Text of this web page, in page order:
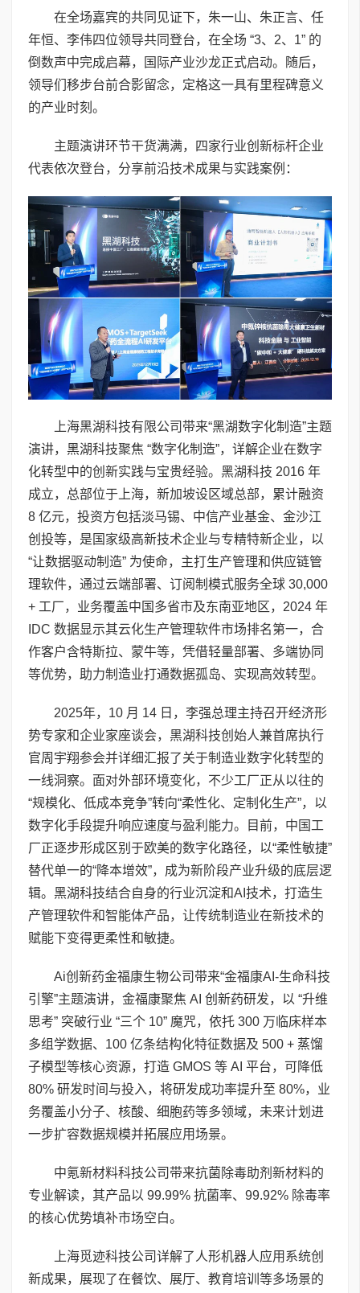
在全场嘉宾的共同见证下，朱一山、朱正言、任
年恒、李伟四位领导共同登台，在全场 “3、2、1” 的
倒数声中完成启幕，国际产业沙龙正式启动。随后，
领导们移步台前合影留念，定格这一具有里程碑意义
的产业时刻。
主题演讲环节干货满满，四家行业创新标杆企业
代表依次登台，分享前沿技术成果与实践案例：
上海黑湖科技有限公司带来“黑湖数字化制造”主题
演讲，黑湖科技聚焦 “数字化制造”，详解企业在数字
化转型中的创新实践与宝贵经验。黑湖科技 2016 年
成立，总部位于上海，新加坡设区域总部，累计融资
8 亿元，投资方包括淡马锡、中信产业基金、金沙江
创投等，是国家级高新技术企业与专精特新企业，以
“让数据驱动制造” 为使命，主打生产管理和供应链管
理软件，通过云端部署、订阅制模式服务全球 30,000
+ 工厂，业务覆盖中国多省市及东南亚地区，2024 年
IDC 数据显示其云化生产管理软件市场排名第一，合
作客户含特斯拉、蒙牛等，凭借轻量部署、多端协同
等优势，助力制造业打通数据孤岛、实现高效转型。
2025年，10 月 14 日，李强总理主持召开经济形
势专家和企业家座谈会，黑湖科技创始人兼首席执行
官周宇翔参会并详细汇报了关于制造业数字化转型的
一线洞察。面对外部环境变化，不少工厂正从以往的
“规模化、低成本竞争”转向“柔性化、定制化生产”，以
数字化手段提升响应速度与盈利能力。目前，中国工
厂正逐步形成区别于欧美的数字化路径，以“柔性敏捷”
替代单一的“降本增效”，成为新阶段产业升级的底层逻
辑。黑湖科技结合自身的行业沉淀和AI技术，打造生
产管理软件和智能体产品，让传统制造业在新技术的
赋能下变得更柔性和敏捷。
Ai创新药金福康生物公司带来“金福康AI-生命科技
引擎”主题演讲，金福康聚焦 AI 创新药研发，以 “升维
思考” 突破行业 “三个 10” 魔咒，依托 300 万临床样本
多组学数据、100 亿条结构化特征数据及 500 + 蒸馏
子模型等核心资源，打造 GMOS 等 AI 平台，可降低
80% 研发时间与投入，将研发成功率提升至 80%，业
务覆盖小分子、核酸、细胞药等多领域，未来计划进
一步扩容数据规模并拓展应用场景。
中氪新材料科技公司带来抗菌除毒助剂新材料的
专业解读，其产品以 99.99% 抗菌率、99.92% 除毒率
的核心优势填补市场空白。
上海觅迹科技公司详解了人形机器人应用系统创
新成果，展现了在餐饮、展厅、教育培训等多场景的